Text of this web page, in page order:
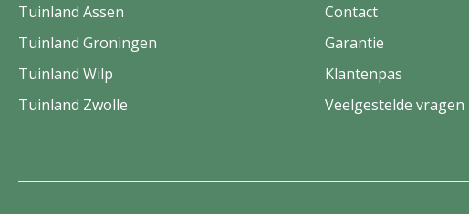
Tuinland Assen
Tuinland Groningen
Tuinland Wilp
Tuinland Zwolle
Contact
Garantie
Klantenpas
Veelgestelde vragen